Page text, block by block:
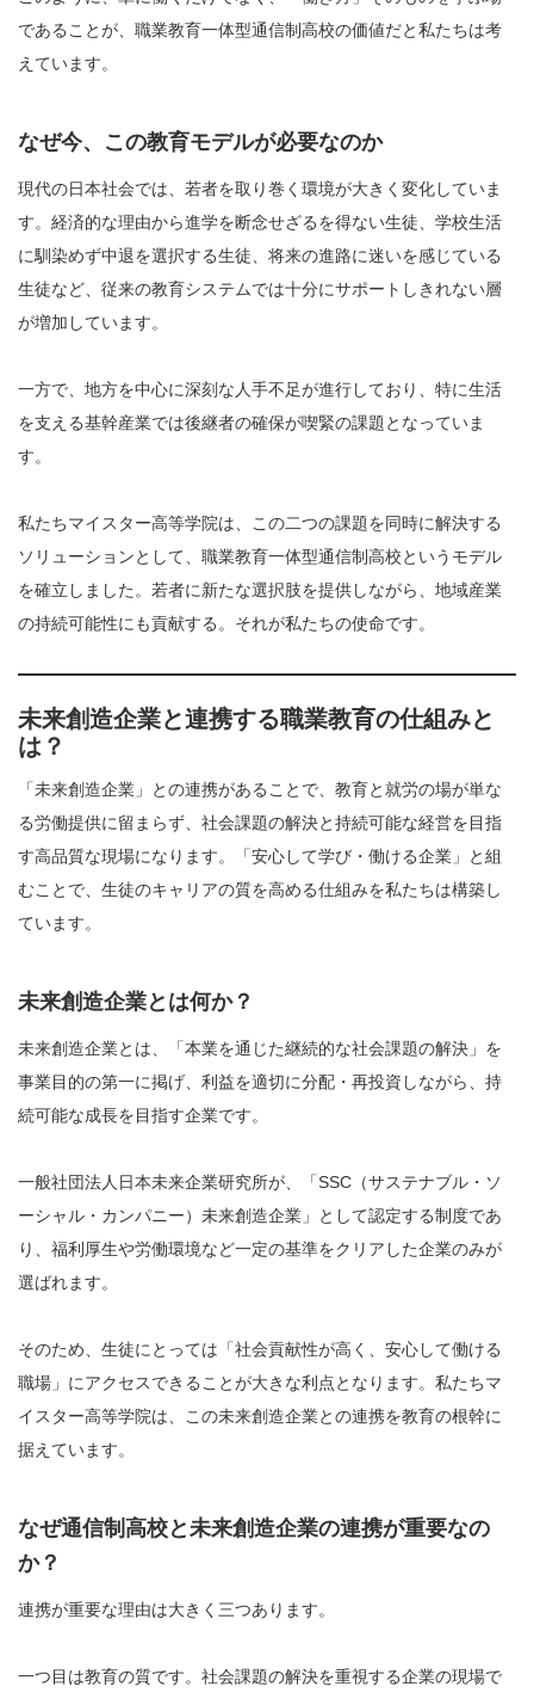
であることが、職業教育一体型通信制高校の価値だと私たちは考
えています。
なぜ今、この教育モデルが必要なのか
現代の日本社会では、若者を取り巻く環境が大きく変化していま
す。経済的な理由から進学を断念せざるを得ない生徒、学校生活
に馴染めず中退を選択する生徒、将来の進路に迷いを感じている
生徒など、従来の教育システムでは十分にサポートしきれない層
が増加しています。
一方で、地方を中心に深刻な人手不足が進行しており、特に生活
を支える基幹産業では後継者の確保が喫緊の課題となっていま
す。
私たちマイスター高等学院は、この二つの課題を同時に解決する
ソリューションとして、職業教育一体型通信制高校というモデル
を確立しました。若者に新たな選択肢を提供しながら、地域産業
の持続可能性にも貢献する。それが私たちの使命です。
未来創造企業と連携する職業教育の仕組みと
は？
「未来創造企業」との連携があることで、教育と就労の場が単な
る労働提供に留まらず、社会課題の解決と持続可能な経営を目指
す高品質な現場になります。「安心して学び・働ける企業」と組
むことで、生徒のキャリアの質を高める仕組みを私たちは構築し
ています。
未来創造企業とは何か？
未来創造企業とは、「本業を通じた継続的な社会課題の解決」を
事業目的の第一に掲げ、利益を適切に分配・再投資しながら、持
続可能な成長を目指す企業です。
一般社団法人日本未来企業研究所が、「SSC（サステナブル・ソ
ーシャル・カンパニー）未来創造企業」として認定する制度であ
り、福利厚生や労働環境など一定の基準をクリアした企業のみが
選ばれます。
そのため、生徒にとっては「社会貢献性が高く、安心して働ける
職場」にアクセスできることが大きな利点となります。私たちマ
イスター高等学院は、この未来創造企業との連携を教育の根幹に
据えています。
なぜ通信制高校と未来創造企業の連携が重要なの
か？
連携が重要な理由は大きく三つあります。
一つ目は教育の質です。社会課題の解決を重視する企業の現場で